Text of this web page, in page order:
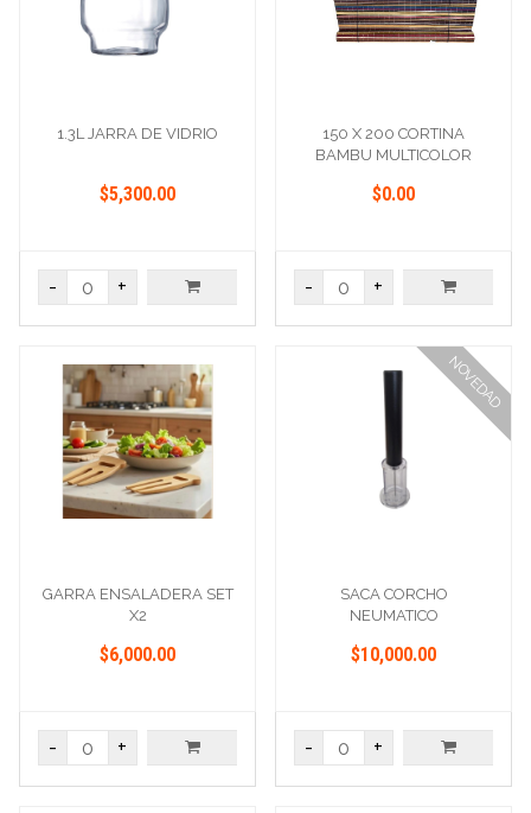
1.3L JARRA DE VIDRIO
$5,300.00
- +
150 X 200 CORTINA
BAMBU MULTICOLOR
$0.00
- +
GARRA ENSALADERA SET
X2
$6,000.00
- +
NOVEDAD
SACA CORCHO
NEUMATICO
$10,000.00
- +